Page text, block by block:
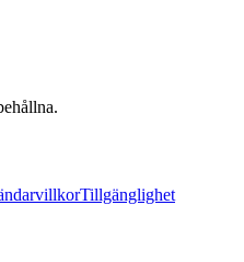
Tillgänglighet